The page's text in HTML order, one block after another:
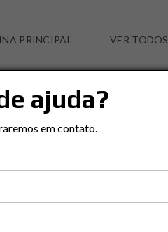
PRINCIPAL VER
I
ajuda?
em contato.